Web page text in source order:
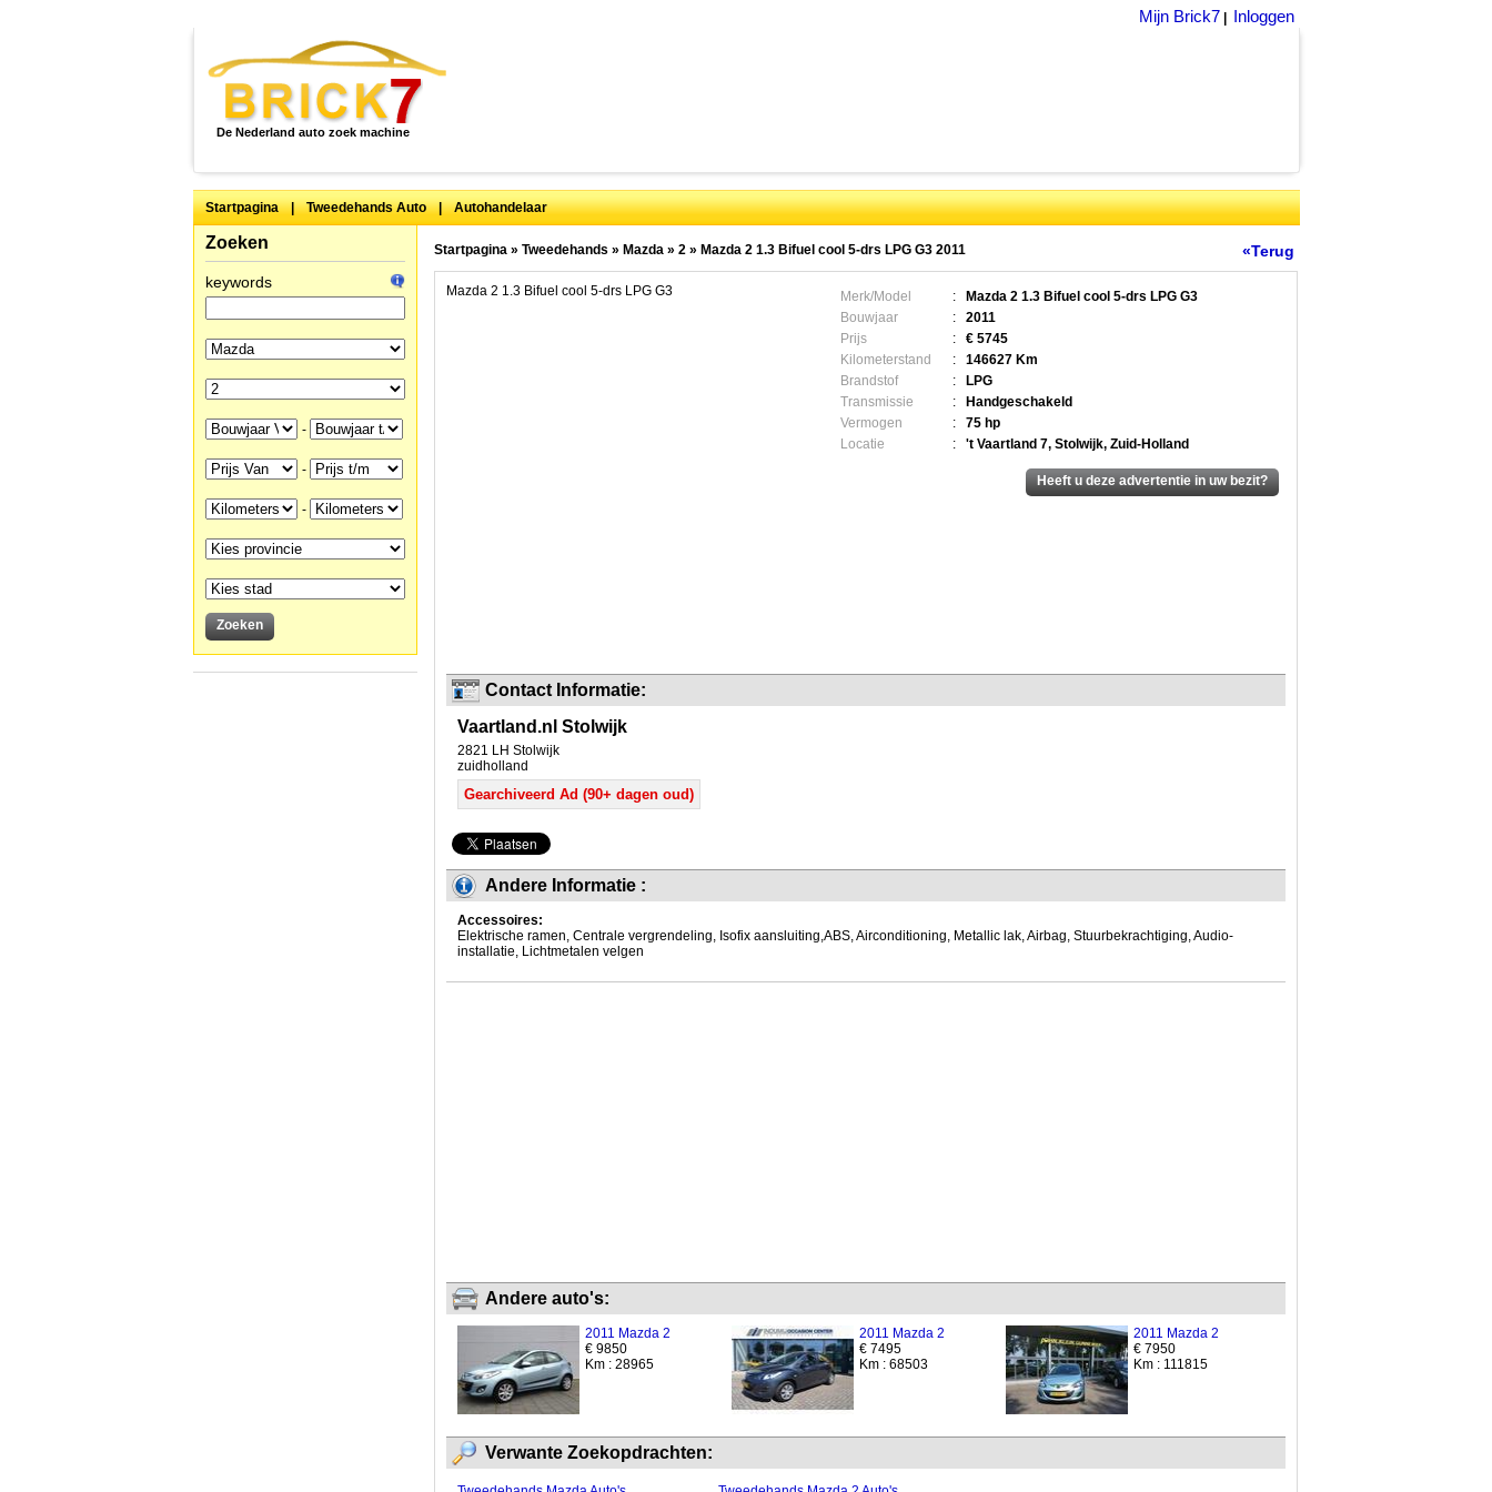
Mijn Brick7 Inloggen
De Nederland auto zoek machine
Startpagina | Tweedehands Auto | Autohandelaar
Zoeken
keywords
-
-
-
«Terug
Startpagina» Tweedehands » Mazda» 2» Mazda 2 1.3 Bifuel cool 5-drs LPG G3 2011
Mazda 2 1.3 Bifuel cool 5-drs LPG G3 Merk/Model :
Mazda 2 1.3 Bifuel cool 5-drs LPG G3
Bouwjaar
:
2011
Prijs
:
€ 5745
Kilometerstand
:
146627 Km
Brandstof
:
LPG
Transmissie
:
Handgeschakeld
Vermogen
:
75 hp
Locatie
: 't Vaartland 7, Stolwijk, Zuid-Holland
Contact Informatie:
Vaartland.nl Stolwijk
2821 LH Stolwijk
zuidholland
Gearchiveerd Ad (90+ dagen oud)
Andere Informatie :
Accessoires:
Elektrische ramen, Centrale vergrendeling, Isofix aansluiting,ABS, Airconditioning, Metallic lak, Airbag, Stuurbekrachtiging, Audio-
installatie, Lichtmetalen velgen
Andere auto's:
2011 Mazda 2
€ 9850
Km : 28965
2011 Mazda 2
€ 7495
Km : 68503
2011 Mazda 2
€ 7950
Km : 111815
Verwante Zoekopdrachten: